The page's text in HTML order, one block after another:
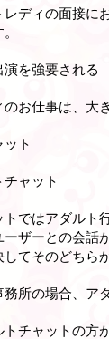
ディの面接に
を強要される
お仕事は、大
ット
チャット
トではアダルト
ーザーとの会話
てそのどちら
務所の場合、ア
トチャットの方